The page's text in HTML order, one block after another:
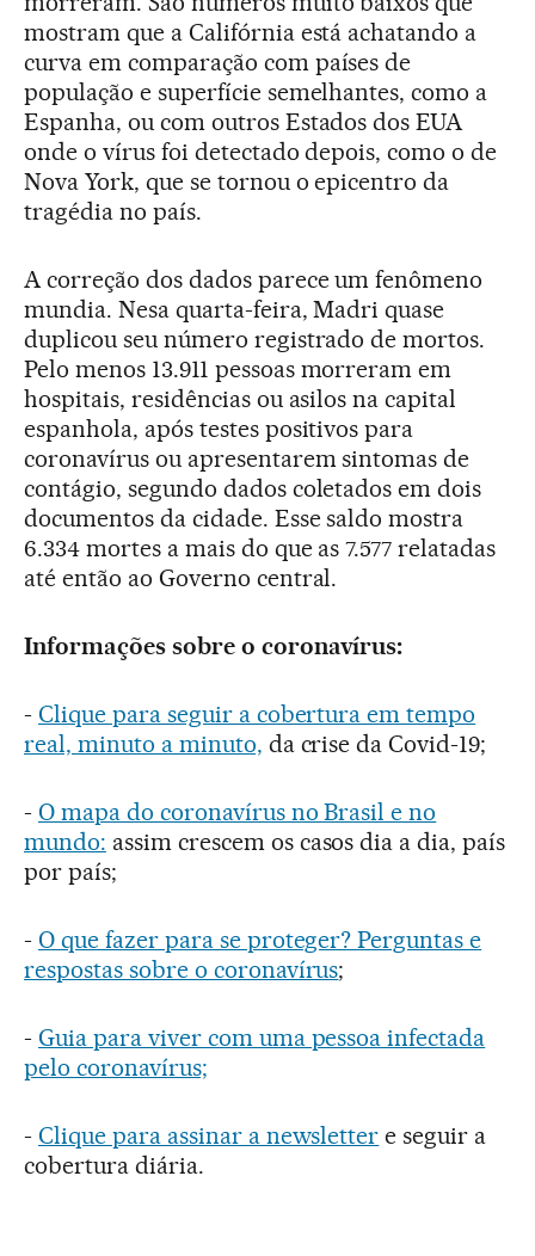
mostram que a Califórnia está achatando a
curva em comparação com países de
população e superfície semelhantes, como a
Espanha, ou com outros Estados dos EUA
onde o vírus foi detectado depois, como o de
Nova York, que se tornou o epicentro da
tragédia no país.
A correção dos dados parece um fenômeno
mundia. Nesa quarta-feira, Madri quase
duplicou seu número registrado de mortos.
Pelo menos 13.911 pessoas morreram em
hospitais, residências ou asilos na capital
espanhola, após testes positivos para
coronavírus ou apresentarem sintomas de
contágio, segundo dados coletados em dois
documentos da cidade. Esse saldo mostra
6.334 mortes a mais do que as 7.577 relatadas
até então ao Governo central.
Informações sobre o coronavírus:
- Clique para seguir a cobertura em tempo
real, minuto a minuto, da crise da Covid-19;
- O mapa do coronavírus no Brasil e no
mundo: assim crescem os casos dia a dia, país
por país;
- O que fazer para se proteger? Perguntas e
respostas sobre o coronavírus;
- Guia para viver com uma pessoa infectada
pelo coronavírus;
- Clique para assinar a newsletter e seguir a
cobertura diária.